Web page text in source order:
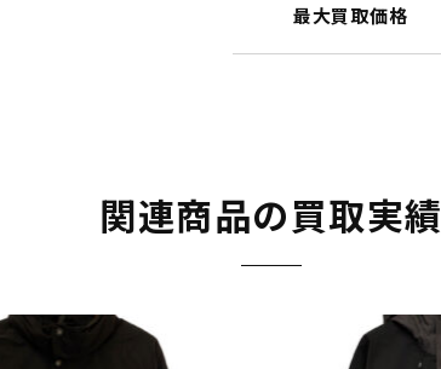
最大買取価格
関連商品の買取実績